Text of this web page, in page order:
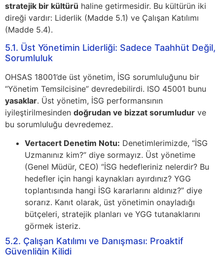
stratejik bir kültürü haline getirmesidir. Bu kültürün iki
direği vardır: Liderlik (Madde 5.1) ve Çalışan Katılımı
(Madde 5.4).
5.1. Üst Yönetimin Liderliği: Sadece Taahhüt Değil,
Sorumluluk
OHSAS 18001’de üst yönetim, İSG sorumluluğunu bir
“Yönetim Temsilcisine” devredebilirdi. ISO 45001 bunu
yasaklar. Üst yönetim, İSG performansının
iyileştirilmesinden doğrudan ve bizzat sorumludur ve
bu sorumluluğu devredemez.
Vertacert Denetim Notu: Denetimlerimizde, “İSG
Uzmanınız kim?” diye sormayız. Üst yönetime
(Genel Müdür, CEO) “İSG hedefleriniz nelerdir? Bu
hedefler için hangi kaynakları ayırdınız? YGG
toplantısında hangi İSG kararlarını aldınız?” diye
sorarız. Kanıt olarak, üst yönetimin onayladığı
bütçeleri, stratejik planları ve YGG tutanaklarını
görmek isteriz.
5.2. Çalışan Katılımı ve Danışması: Proaktif
Güvenliğin Kilidi